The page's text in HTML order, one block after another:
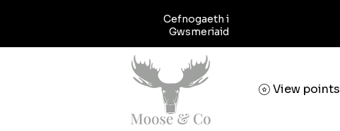
Cefnogaeth i
Gwsmeriaid
View points